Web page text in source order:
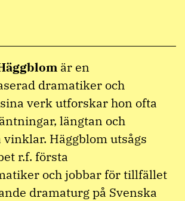
är en
dramatiker och
verk utforskar hon ofta
längtan och
Häggblom utsågs
r.f. första
och jobbar för tillfället
dramaturg på Svenska